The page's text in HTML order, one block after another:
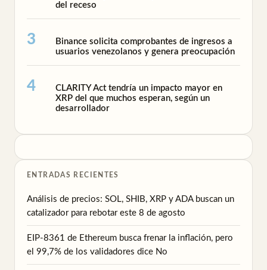
del receso
Binance solicita comprobantes de ingresos a
usuarios venezolanos y genera preocupación
CLARITY Act tendría un impacto mayor en
XRP del que muchos esperan, según un
desarrollador
ENTRADAS RECIENTES
Análisis de precios: SOL, SHIB, XRP y ADA buscan un
catalizador para rebotar este 8 de agosto
EIP-8361 de Ethereum busca frenar la inflación, pero
el 99,7% de los validadores dice No